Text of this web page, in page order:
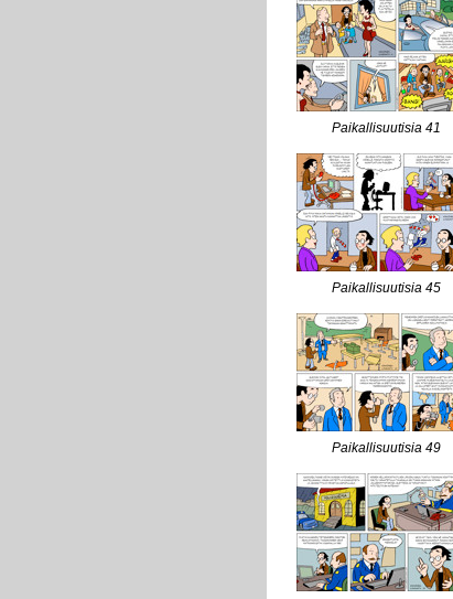
Paikallisuutisia 41
Paikallisuutisia 45
Paikallisuutisia 49